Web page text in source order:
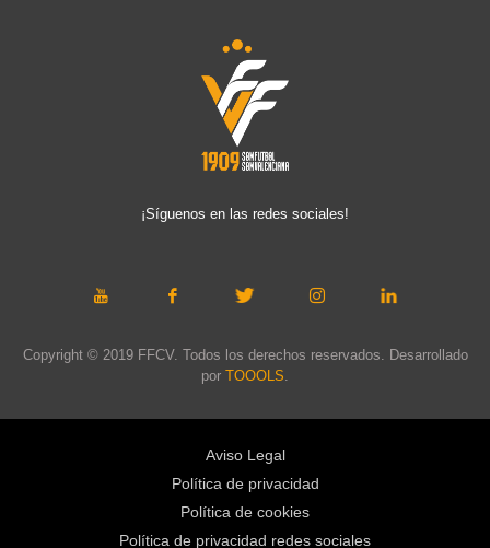
¡Síguenos en las redes sociales!
Copyright © 2019 FFCV. Todos los derechos reservados. Desarrollado
por TOOOLS
Aviso Legal
Política de privacidad
Política de cookies
Política de privacidad redes sociales